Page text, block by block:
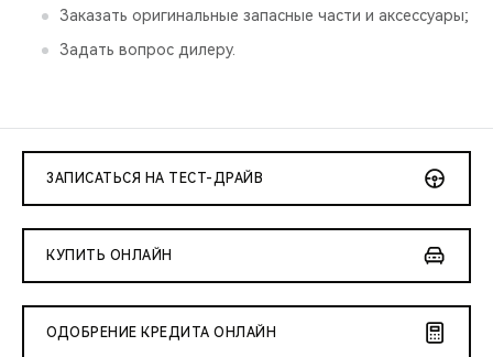
Заказать оригинальные запасные части и аксессуары;
Задать вопрос дилеру.
ЗАПИСАТЬСЯ НА ТЕСТ-ДРАЙВ
КУПИТЬ ОНЛАЙН
ОДОБРЕНИЕ КРЕДИТА ОНЛАЙН